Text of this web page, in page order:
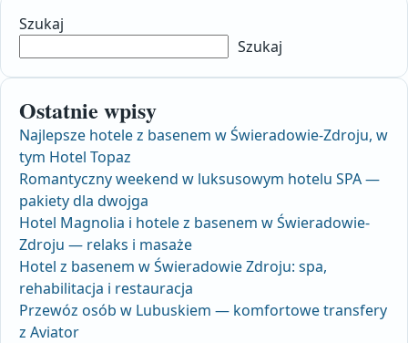
Szukaj
Szukaj
Ostatnie wpisy
Najlepsze hotele z basenem w Świeradowie-Zdroju, w
tym Hotel Topaz
Romantyczny weekend w luksusowym hotelu SPA —
pakiety dla dwojga
Hotel Magnolia i hotele z basenem w Świeradowie-
Zdroju — relaks i masaże
Hotel z basenem w Świeradowie Zdroju: spa,
rehabilitacja i restauracja
Przewóz osób w Lubuskiem — komfortowe transfery
z Aviator